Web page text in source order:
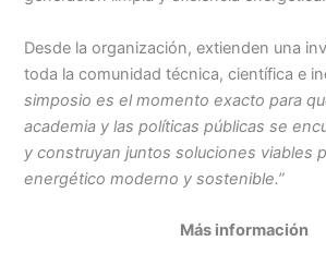
Desde la organización, extienden una
toda la comunidad técnica, científica e
simposio es el momento exacto para
academia y las políticas públicas se
y construyan juntos soluciones viables
energético moderno y sostenible.”
Más información